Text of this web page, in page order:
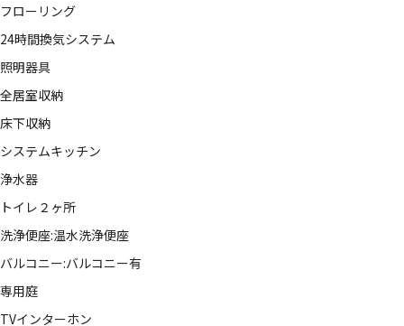
フローリング
24時間換気システム
照明器具
全居室収納
床下収納
システムキッチン
浄水器
トイレ２ヶ所
洗浄便座:温水洗浄便座
バルコニー:バルコニー有
専用庭
TVインターホン